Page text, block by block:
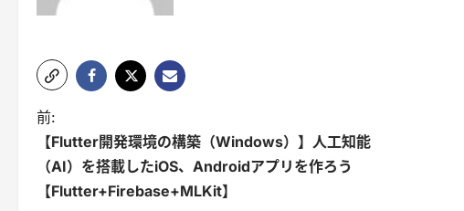
投
稿
ナ
前:
【Flutter開発環境の構築（Windows）】人工知能
（AI）を搭載したiOS、Androidアプリを作ろう
【Flutter+Firebase+MLKit】